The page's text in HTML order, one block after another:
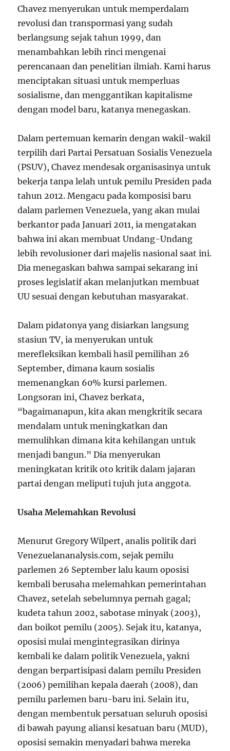
Chavez menyerukan untuk memperdalam
revolusi dan transpormasi yang sudah
berlangsung sejak tahun 1999, dan
menambahkan lebih rinci mengenai
perencanaan dan penelitian ilmiah. Kami harus
menciptakan situasi untuk memperluas
sosialisme, dan menggantikan kapitalisme
dengan model baru, katanya menegaskan.
Dalam pertemuan kemarin dengan wakil-wakil
terpilih dari Partai Persatuan Sosialis Venezuela
(PSUV), Chavez mendesak organisasinya untuk
bekerja tanpa lelah untuk pemilu Presiden pada
tahun 2012. Mengacu pada komposisi baru
dalam parlemen Venezuela, yang akan mulai
berkantor pada Januari 2011, ia mengatakan
bahwa ini akan membuat Undang-Undang
lebih revolusioner dari majelis nasional saat ini.
Dia menegaskan bahwa sampai sekarang ini
proses legislatif akan melanjutkan membuat
UU sesuai dengan kebutuhan masyarakat.
Dalam pidatonya yang disiarkan langsung
stasiun TV, ia menyerukan untuk
merefleksikan kembali hasil pemilihan 26
September, dimana kaum sosialis
memenangkan 60% kursi parlemen.
Longsoran ini, Chavez berkata,
“bagaimanapun, kita akan mengkritik secara
mendalam untuk meningkatkan dan
memulihkan dimana kita kehilangan untuk
menjadi bangun.” Dia menyerukan
meningkatan kritik oto kritik dalam jajaran
partai dengan meliputi tujuh juta anggota.
Usaha Melemahkan Revolusi
Menurut Gregory Wilpert, analis politik dari
Venezuelananalysis.com, sejak pemilu
parlemen 26 September lalu kaum oposisi
kembali berusaha melemahkan pemerintahan
Chavez, setelah sebelumnya pernah gagal;
kudeta tahun 2002, sabotase minyak (2003),
dan boikot pemilu (2005). Sejak itu, katanya,
oposisi mulai mengintegrasikan dirinya
kembali ke dalam politik Venezuela, yakni
dengan berpartisipasi dalam pemilu Presiden
(2006) pemilihan kepala daerah (2008), dan
pemilu parlemen baru-baru ini. Selain itu,
dengan membentuk persatuan seluruh oposisi
di bawah payung aliansi kesatuan baru (MUD),
oposisi semakin menyadari bahwa mereka